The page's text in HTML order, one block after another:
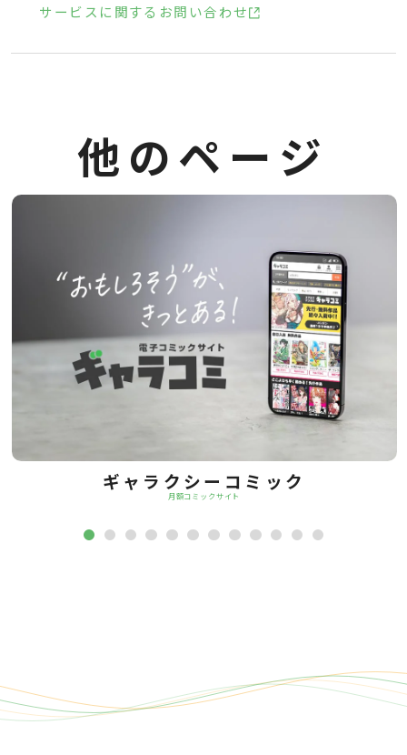
サービスに関するお問い合わせ
他のペ ー ジ
ギャラクシーコミック
月額コミックサイト